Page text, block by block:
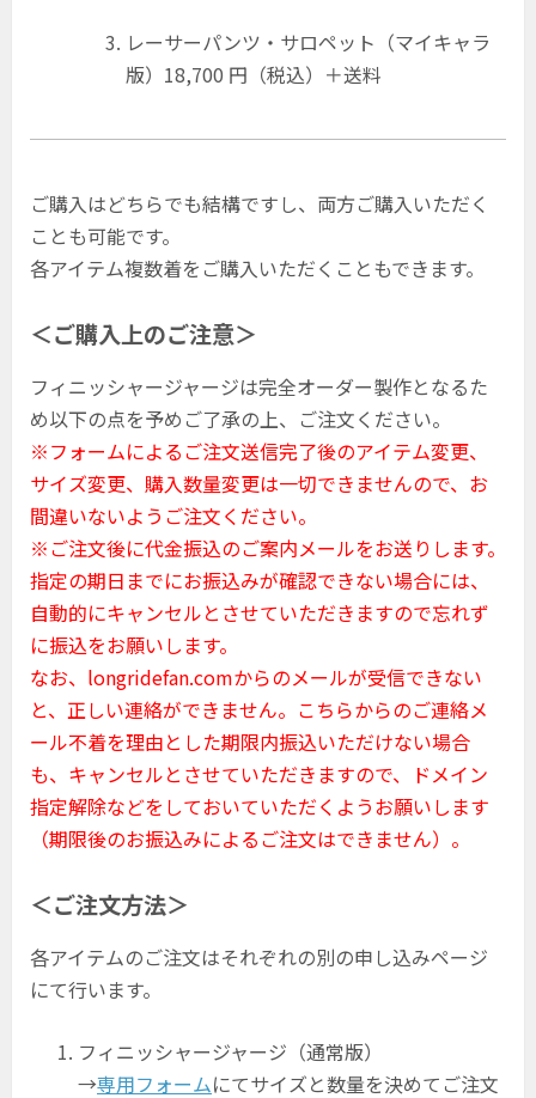
レーサーパンツ・サロペット（マイキャラ
版）18,700 円（税込）＋送料
ご購入はどちらでも結構ですし、両方ご購入いただく
ことも可能です。
各アイテム複数着をご購入いただくこともできます。
＜ご購入上のご注意＞
フィニッシャージャージは完全オーダー製作となるた
め以下の点を予めご了承の上、ご注文ください。
※フォームによるご注文送信完了後のアイテム変更、
サイズ変更、購入数量変更は一切できませんので、お
間違いないようご注文ください。
※ご注文後に代金振込のご案内メールをお送りします。
指定の期日までにお振込みが確認できない場合には、
自動的にキャンセルとさせていただきますので忘れず
に振込をお願いします。
なお、longridefan.comからのメールが受信できない
と、正しい連絡ができません。こちらからのご連絡メ
ール不着を理由とした期限内振込いただけない場合
も、キャンセルとさせていただきますので、ドメイン
指定解除などをしておいていただくようお願いします
（期限後のお振込みによるご注文はできません）。
＜ご注文方法＞
各アイテムのご注文はそれぞれの別の申し込みページ
にて行います。
フィニッシャージャージ（通常版）
→専用フォームにてサイズと数量を決めてご注文